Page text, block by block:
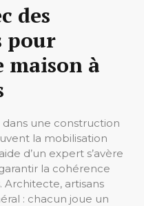
des
pour
à
dans une construction
la mobilisation
d’un expert s’avère
la cohérence
Architecte, artisans
: chacun joue un